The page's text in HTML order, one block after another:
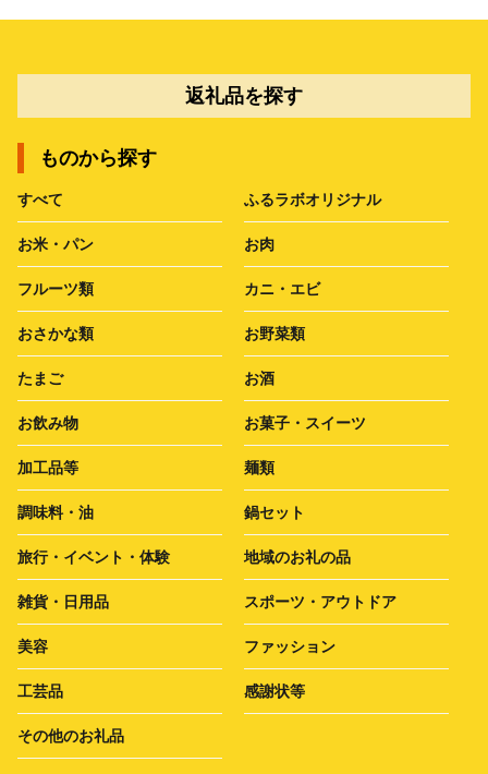
返礼品を探す
ものから探す
すべて ふるラボオリジナル
お米・パン お肉
フルーツ類 カニ・エビ
おさかな類 お野菜類
たまご お酒
お飲み物 お菓子・スイーツ
加工品等 麺類
調味料・油 鍋セット
旅行・イベント・体験 地域のお礼の品
雑貨・日用品 スポーツ・アウトドア
美容 ファッション
工芸品 感謝状等
その他のお礼品